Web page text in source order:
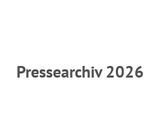
Pressearchiv 2026